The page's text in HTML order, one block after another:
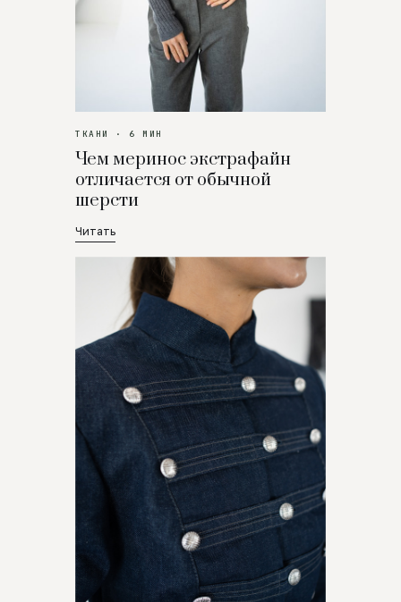
ТКАНИ · 6 МИН
Чем меринос экстрафайн
отличается от обычной
шерсти
Читать